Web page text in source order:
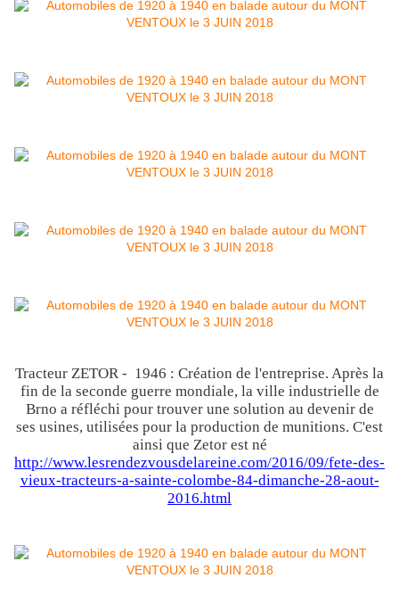
Tracteur ZETOR - 1946 : Création de l'entreprise. Après la
fin de la seconde guerre mondiale, la ville industrielle de
Brno a réfléchi pour trouver une solution au devenir de
ses usines, utilisées pour la production de munitions. C'est
ainsi que Zetor est né
http://www.lesrendezvousdelareine.com/2016/09/fete-des-
vieux-tracteurs-a-sainte-colombe-84-dimanche-28-aout-
2016.html